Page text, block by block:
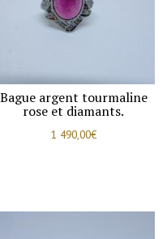
Bague argent tourmaline
rose et diamants.
1 490,00€